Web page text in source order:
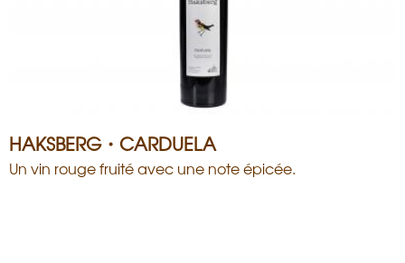
HAKSBERG・CARDUELA
Un vin rouge fruité avec une note épicée.